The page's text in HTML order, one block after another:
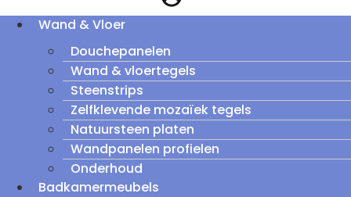
Wand & Vloer
Douchepanelen
Wand & vloertegels
Steenstrips
Zelfklevende mozaïek tegels
Natuursteen platen
Wandpanelen profielen
Onderhoud
Badkamermeubels